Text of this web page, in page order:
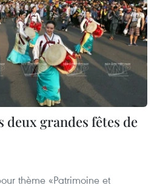
deux grandes fêtes de
thème «Patrimoine et